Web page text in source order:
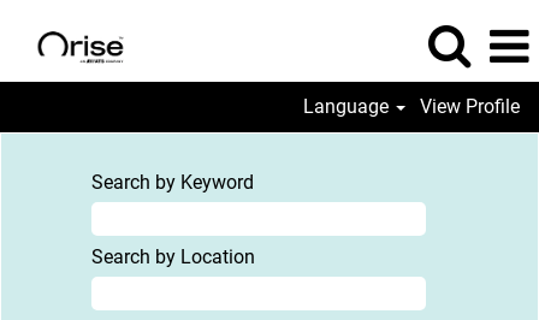
Language View Profile
Search by Keyword
Search by Location